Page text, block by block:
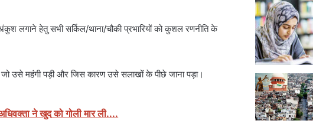
अंकुश लगाने हेतु सभी सर्किल/थाना/चौकी प्रभारियों को कुशल रणनीति के
उसे महंगी पड़ी और जिस कारण उसे सलाखों के पीछे जाना पड़ा।
ने खुद को गोली मार ली....